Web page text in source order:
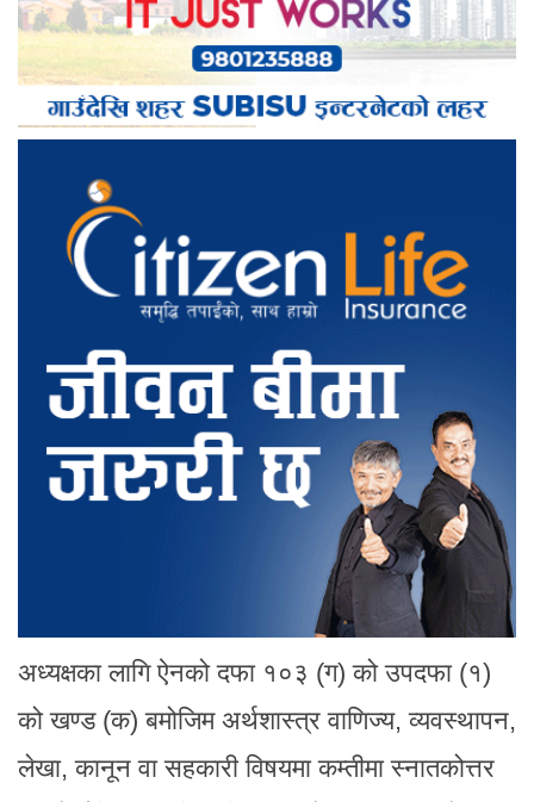
अध्यक्षका लागि ऐनको दफा १०३ (ग) को उपदफा (१)
को खण्ड (क) बमोजिम अर्थशास्त्र वाणिज्य, व्यवस्थापन,
लेखा, कानून वा सहकारी विषयमा कम्तीमा स्नातकोत्तर